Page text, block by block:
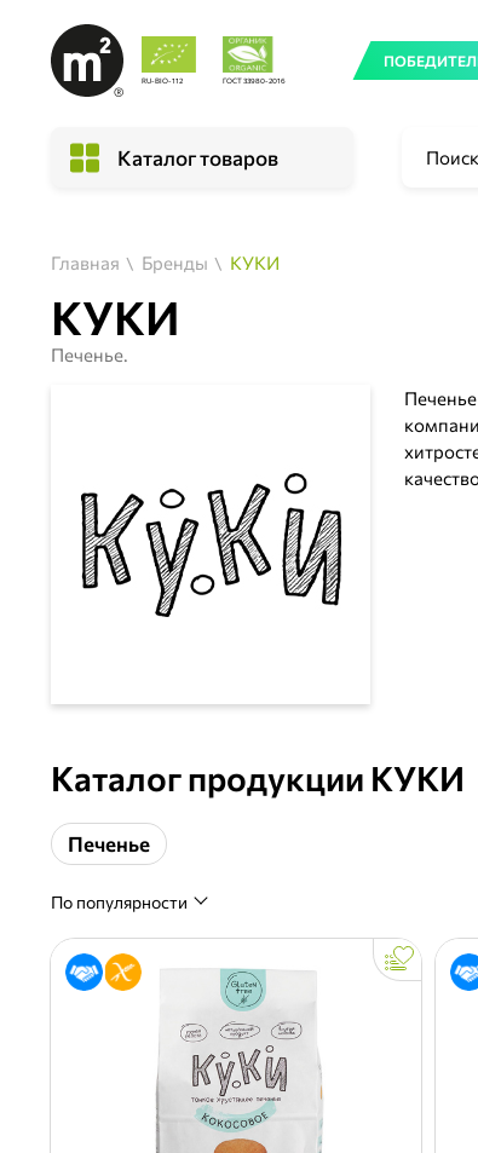
RU-BIO-112 ГОСТ 33980-2016
Каталог товаров
Главная Бренды КУКИ
КУКИ
Печенье.
Каталог продукции КУКИ
Печенье
По популярности